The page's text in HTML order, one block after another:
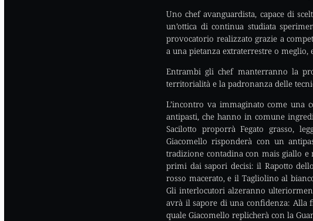
Uno chef avanguardista, capace di
un’ottica di continua studiata
provocatorio realizzato grazie a
a una pietanza extraterrestre o meglio,
Entrambi gli chef manterranno la
territorialità e la padronanza delle
L’incontro va immaginato come una
antipasti, che hanno in comune
Sacilotto proporrà Fegato grasso,
Giacomello risponderà con un
tradizione contadina con mais giallo
primi dai sapori decisi: il Rapotto
rosso macerato, e il Tagliolino al
Gli interlocutori alzeranno
avrà il sapore di una confidenza: Alla
quale Giacomello replicherà con la